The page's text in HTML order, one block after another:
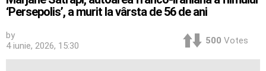
‘Persepolis’, a murit la vârsta de 56 de ani
by
4 iunie, 2026, 15:30
500 Votes